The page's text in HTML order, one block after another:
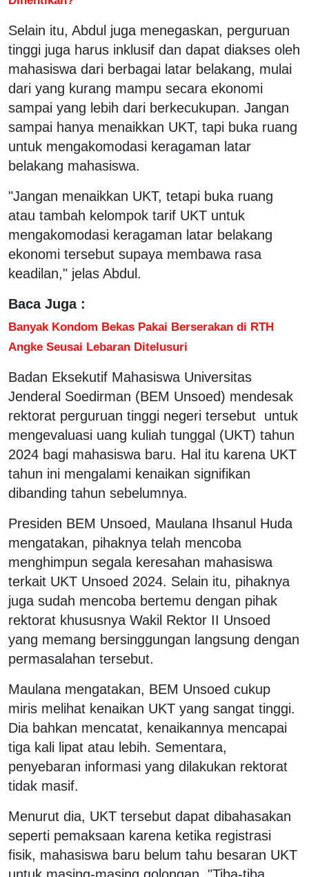
Selain itu, Abdul juga menegaskan, perguruan
tinggi juga harus inklusif dan dapat diakses oleh
mahasiswa dari berbagai latar belakang, mulai
dari yang kurang mampu secara ekonomi
sampai yang lebih dari berkecukupan. Jangan
sampai hanya menaikkan UKT, tapi buka ruang
untuk mengakomodasi keragaman latar
belakang mahasiswa.
"Jangan menaikkan UKT, tetapi buka ruang
atau tambah kelompok tarif UKT untuk
mengakomodasi keragaman latar belakang
ekonomi tersebut supaya membawa rasa
keadilan," jelas Abdul.
Baca Juga :
Banyak Kondom Bekas Pakai Berserakan di RTH
Angke Seusai Lebaran Ditelusuri
Badan Eksekutif Mahasiswa Universitas
Jenderal Soedirman (BEM Unsoed) mendesak
rektorat perguruan tinggi negeri tersebut untuk
mengevaluasi uang kuliah tunggal (UKT) tahun
2024 bagi mahasiswa baru. Hal itu karena UKT
tahun ini mengalami kenaikan signifikan
dibanding tahun sebelumnya.
Presiden BEM Unsoed, Maulana Ihsanul Huda
mengatakan, pihaknya telah mencoba
menghimpun segala keresahan mahasiswa
terkait UKT Unsoed 2024. Selain itu, pihaknya
juga sudah mencoba bertemu dengan pihak
rektorat khususnya Wakil Rektor II Unsoed
yang memang bersinggungan langsung dengan
permasalahan tersebut.
Maulana mengatakan, BEM Unsoed cukup
miris melihat kenaikan UKT yang sangat tinggi.
Dia bahkan mencatat, kenaikannya mencapai
tiga kali lipat atau lebih. Sementara,
penyebaran informasi yang dilakukan rektorat
tidak masif.
Menurut dia, UKT tersebut dapat dibahasakan
seperti pemaksaan karena ketika registrasi
fisik, mahasiswa baru belum tahu besaran UKT